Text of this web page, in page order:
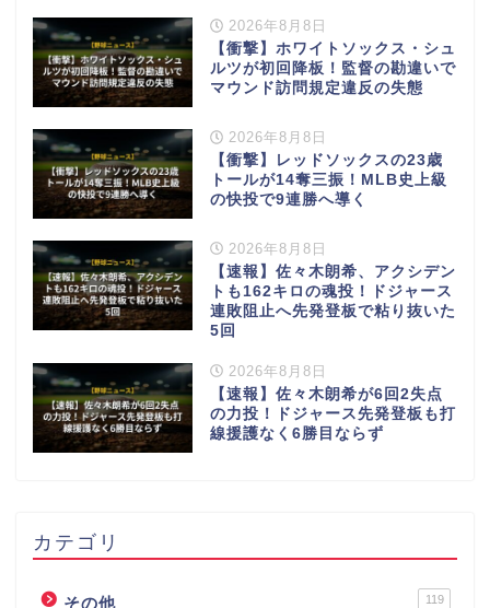
2026年8月8日
【衝撃】ホワイトソックス・シュ
ルツが初回降板！監督の勘違いで
マウンド訪問規定違反の失態
2026年8月8日
【衝撃】レッドソックスの23歳
トールが14奪三振！MLB史上級
の快投で9連勝へ導く
2026年8月8日
【速報】佐々木朗希、アクシデン
トも162キロの魂投！ドジャース
連敗阻止へ先発登板で粘り抜いた
5回
2026年8月8日
【速報】佐々木朗希が6回2失点
の力投！ドジャース先発登板も打
線援護なく6勝目ならず
カテゴリ
その他 119